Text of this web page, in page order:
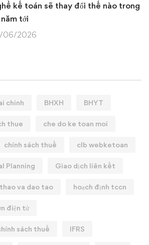
kế toán sẽ thay đổi thế nào trong
tới
06/2026
chinh BHXH BHYT
thue che do ke toan moi
chính sách thuế clb webketoan
Planning Giao dịch liên kết
va dao tao hoạch định tccn
điện tử
sách thuế IFRS